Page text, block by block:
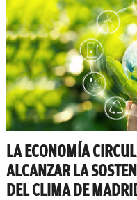
LA ECONOMÍA
ALCANZAR LA
DEL CLIMA DE